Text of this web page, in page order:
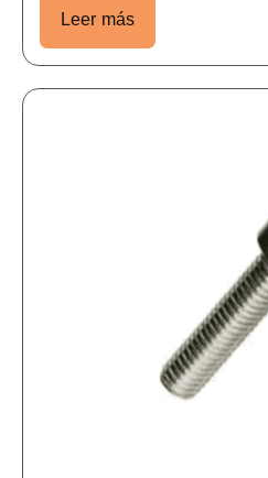
Leer más